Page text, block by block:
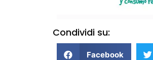
Condividi su:
Facebook